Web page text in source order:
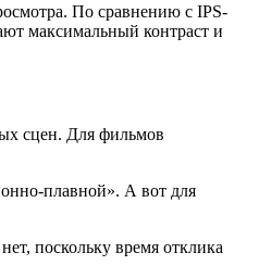
По сравнению с IPS-
максимальный контраст и
сцен. Для фильмов
плавной». А вот для
поскольку время отклика